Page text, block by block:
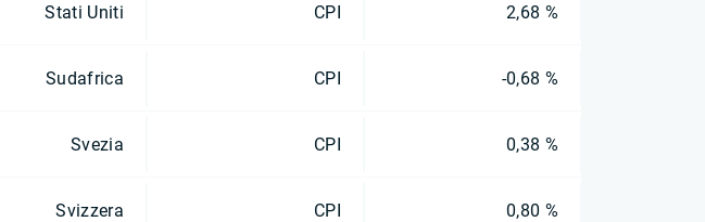
Stati Uniti CPI 2,68 %
Sudafrica CPI -0,68 %
Svezia CPI 0,38 %
Svizzera CPI 0,80 %